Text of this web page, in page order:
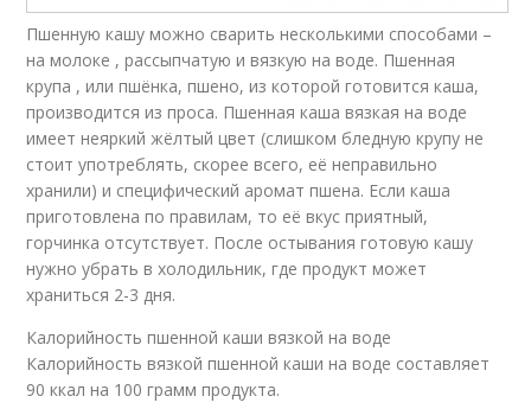
Пшенную кашу можно сварить несколькими способами –
на молоке , рассыпчатую и вязкую на воде. Пшенная
крупа , или пшёнка, пшено, из которой готовится каша,
производится из проса. Пшенная каша вязкая на воде
имеет неяркий жёлтый цвет (слишком бледную крупу не
стоит употреблять, скорее всего, её неправильно
хранили) и специфический аромат пшена. Если каша
приготовлена по правилам, то её вкус приятный,
горчинка отсутствует. После остывания готовую кашу
нужно убрать в холодильник, где продукт может
храниться 2-3 дня.
Калорийность пшенной каши вязкой на воде
Калорийность вязкой пшенной каши на воде составляет
90 ккал на 100 грамм продукта.